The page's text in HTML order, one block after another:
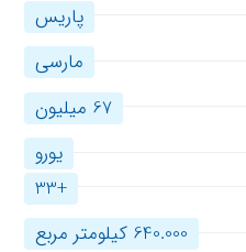
پاریس
مارسی
67 میلیون
یورو
+33
640.000 کیلومتر مربع